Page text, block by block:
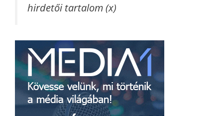
hirdetői tartalom (x)